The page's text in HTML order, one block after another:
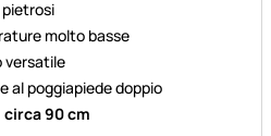
molto basse
versatile
al poggiapiede doppio
90 cm